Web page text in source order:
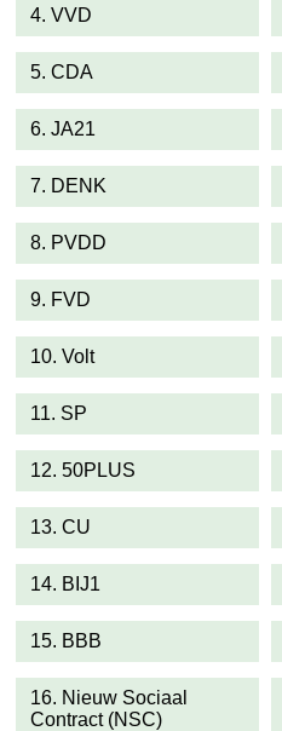
4. VVD
5. CDA
6. JA21
7. DENK
8. PVDD
9. FVD
10. Volt
11. SP
12. 50PLUS
13. CU
14. BIJ1
15. BBB
16. Nieuw Sociaal
Contract (NSC)